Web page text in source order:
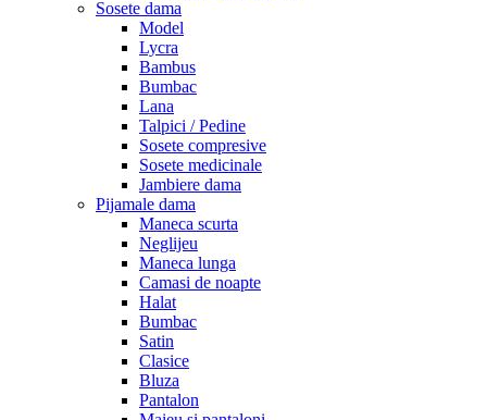
Sosete dama
Model
Lycra
Bambus
Bumbac
Lana
Talpici / Pedine
Sosete compresive
Sosete medicinale
Jambiere dama
Pijamale dama
Maneca scurta
Neglijeu
Maneca lunga
Camasi de noapte
Halat
Bumbac
Satin
Clasice
Bluza
Pantalon